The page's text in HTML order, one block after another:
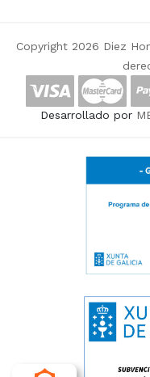
Copyright 2026 Diez
Desarrollado por